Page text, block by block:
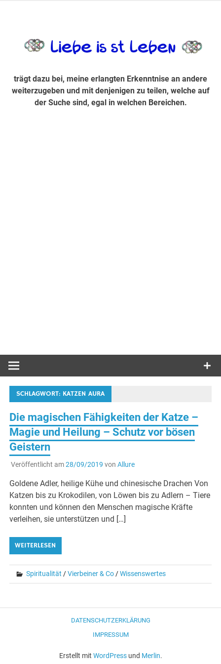
Suche sind, egal in welchen Bereichen.
trägt dazu bei, meine erlangten Erkenntnise an andere
weiterzugeben und mit denjenigen zu teilen, welche auf
der Suche sind, egal in welchen Bereichen.
SCHLAGWORT: KATZEN AURA
Die magischen Fähigkeiten der Katze –
Magie und Heilung – Schutz vor bösen
Geistern
Veröffentlicht am28/09/2019 von Allure
Goldene Adler, heilige Kühe und chinesische Drachen Von
Katzen bis zu Krokodilen, von Löwen bis zu Adlern – Tiere
konnten und können den Menschen magische Kräfte
verleihen, sie unterstützen und […]
WEITERLESEN
Spiritualität /Vierbeiner & Co/Wissenswertes
DATENSCHUTZERKLÄRUNG
IMPRESSUM
Erstellt mit WordPressund Merlin.